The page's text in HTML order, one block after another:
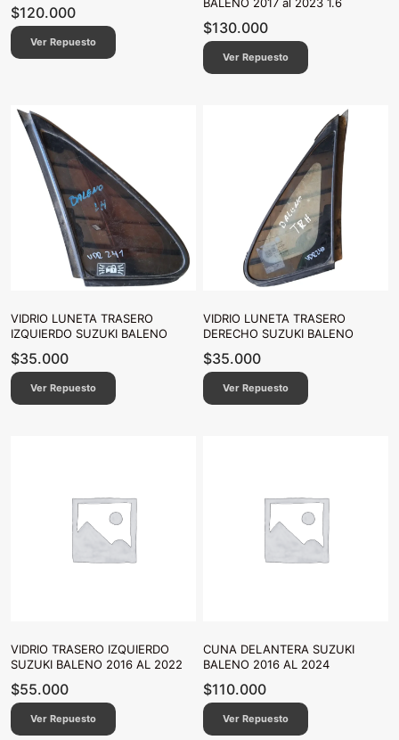
$120.000
Ver Repuesto
$130.000
Ver Repuesto
VIDRIO LUNETA TRASERO
IZQUIERDO SUZUKI BALENO
$35.000
Ver Repuesto
VIDRIO LUNETA TRASERO
DERECHO SUZUKI BALENO
$35.000
Ver Repuesto
VIDRIO TRASERO IZQUIERDO
SUZUKI BALENO 2016 AL 2022
$55.000
Ver Repuesto
CUNA DELANTERA SUZUKI
BALENO 2016 AL 2024
$110.000
Ver Repuesto